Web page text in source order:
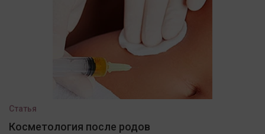
Статья
Косметология после родов